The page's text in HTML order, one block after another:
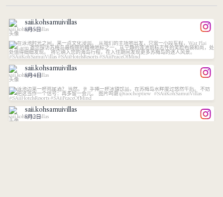
saii.kohsamuivillas
8月5日
A little culture between pool days.⁠
Just...
7 1
saii.kohsamuivillas
8月4日
Cocktails by the pool? Yes, please.
A...
saii.kohsamuivillas
8月2日